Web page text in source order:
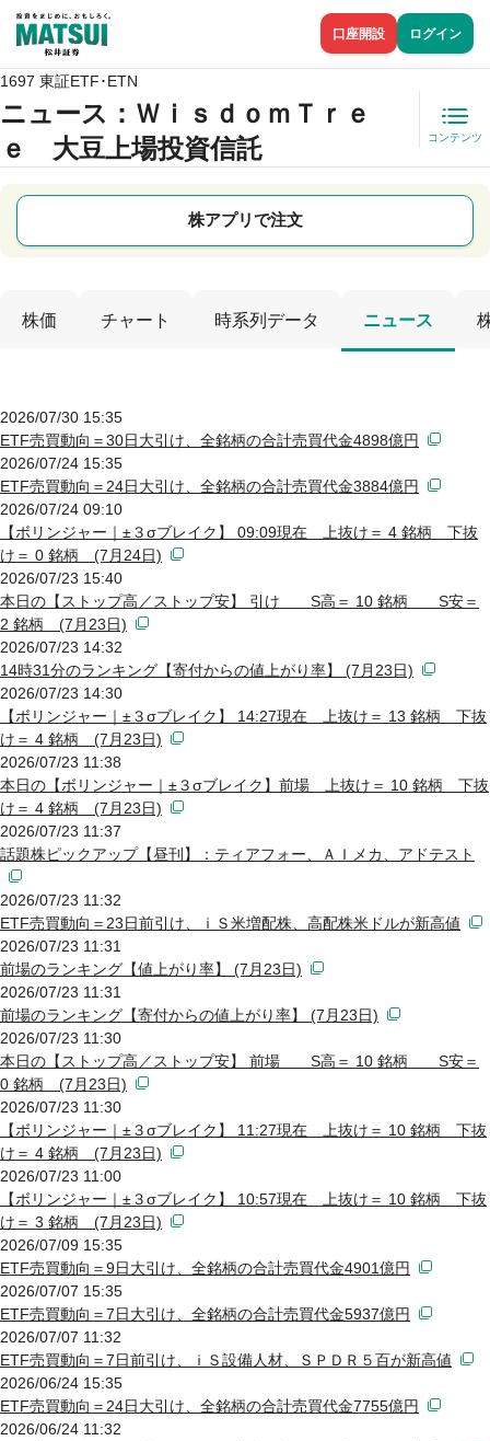
口座開設 ログイン
1697 東証ETF･ETN
ニュース ：ＷｉｓｄｏｍＴｒｅ
ｅ 大豆上場投資信託
コンテンツ
株アプリで注文
株価 チャート 時系列データ ニュース
2026/07/30 15:35
ETF売買動向＝30日大引け、全銘柄の合計売買代金4898億円
2026/07/24 15:35
ETF売買動向＝24日大引け、全銘柄の合計売買代金3884億円
2026/07/24 09:10
【ボリンジャー｜±３σブレイク】 09:09現在 上抜け＝ 4 銘柄 下抜
け＝ 0 銘柄 (7月24日)
2026/07/23 15:40
本日の【ストップ高／ストップ安】 引け S高＝ 10 銘柄 S安＝
2 銘柄 (7月23日)
2026/07/23 14:32
14時31分のランキング【寄付からの値上がり率】 (7月23日)
2026/07/23 14:30
【ボリンジャー｜±３σブレイク】 14:27現在 上抜け＝ 13 銘柄 下抜
け＝ 4 銘柄 (7月23日)
2026/07/23 11:38
本日の【ボリンジャー｜±３σブレイク】前場 上抜け＝ 10 銘柄 下抜
け＝ 4 銘柄 (7月23日)
2026/07/23 11:37
話題株ピックアップ【昼刊】：ティアフォー、ＡＩメカ、アドテスト
2026/07/23 11:32
ETF売買動向＝23日前引け、ｉＳ米増配株、高配株米ドルが新高値
2026/07/23 11:31
前場のランキング【値上がり率】 (7月23日)
2026/07/23 11:31
前場のランキング【寄付からの値上がり率】 (7月23日)
2026/07/23 11:30
本日の【ストップ高／ストップ安】 前場 S高＝ 10 銘柄 S安＝
0 銘柄 (7月23日)
2026/07/23 11:30
【ボリンジャー｜±３σブレイク】 11:27現在 上抜け＝ 10 銘柄 下抜
け＝ 4 銘柄 (7月23日)
2026/07/23 11:00
【ボリンジャー｜±３σブレイク】 10:57現在 上抜け＝ 10 銘柄 下抜
け＝ 3 銘柄 (7月23日)
2026/07/09 15:35
ETF売買動向＝9日大引け、全銘柄の合計売買代金4901億円
2026/07/07 15:35
ETF売買動向＝7日大引け、全銘柄の合計売買代金5937億円
2026/07/07 11:32
ETF売買動向＝7日前引け、ｉＳ設備人材、ＳＰＤＲ５百が新高値
2026/06/24 15:35
ETF売買動向＝24日大引け、全銘柄の合計売買代金7755億円
2026/06/24 11:32